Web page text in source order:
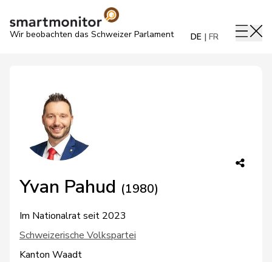
Wir beobachten das Schweizer Parlament DE FR
Yvan Pahud (1980)
Im Nationalrat seit 2023
Schweizerische Volkspartei
Kanton Waadt